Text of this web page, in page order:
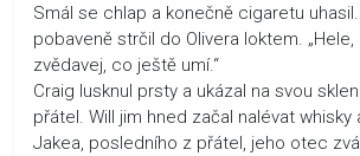
Smál se chlap a konečně cigaretu uhasil.
pobaveně strčil do Olivera loktem.
zvědavej, co ještě umí.“
Craig lusknul prsty a ukázal na svou
přátel. Will jim hned začal nalévat whisky
Jakea, posledního z přátel, jeho otec